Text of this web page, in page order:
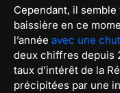
Cependant, il
baissière en ce
l’année avec une
deux chiffres depuis
taux d’intérêt de la
précipitées par une